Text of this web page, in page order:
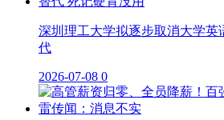
深圳理工大学拟逐步取消大学
代
2026-07-08 0